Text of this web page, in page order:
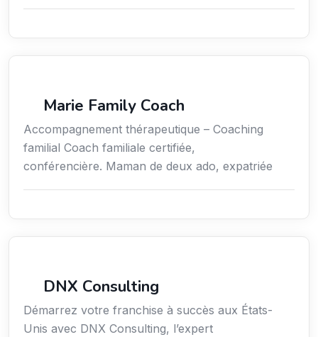
Marie Family Coach
Accompagnement thérapeutique – Coaching
familial Coach familiale certifiée,
conférencière. Maman de deux ado, expatriée
DNX Consulting
Démarrez votre franchise à succès aux États-
Unis avec DNX Consulting, l’expert